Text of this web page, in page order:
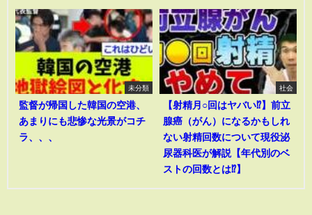
未分類
監督が帰国した韓国の空港、
あまりにも悲惨な光景がコチ
ラ、、、
社会
【射精月○回はヤバい⁉︎】前立
腺癌（がん）になるかもしれ
ない射精回数について現役泌
尿器科医が解説【年代別のベ
ストの回数とは⁉︎】